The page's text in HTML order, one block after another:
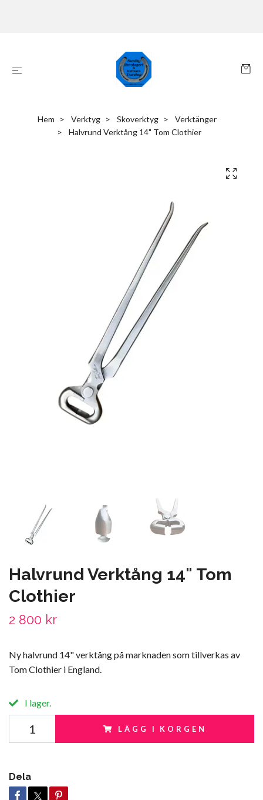
Hem Verktyg Skoverktyg
Verktänger
Halvrund Verktång 14" Tom Clothier
Halvrund Verktång 14" Tom
Clothier
2 800 kr
Ny halvrund 14" verktång på marknaden som tillverkas av
Tom Clothier i England.
I lager.
LÄGG I KORGEN
Dela